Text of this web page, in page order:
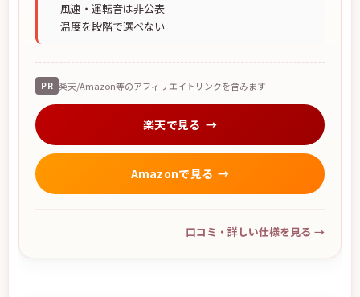
風速・運転音は非公表
温度を段階で選べない
PR 楽天/Amazon等のアフィリエイトリンクを含みます
楽天で見る
Amazonで見る
口コミ・詳しい仕様を見る →